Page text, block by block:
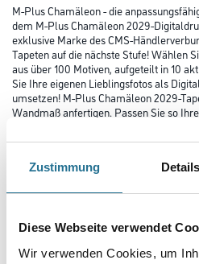
Zustimmung Details
Diese Webseite verwendet
Wir verwenden Cookies, um
M-Plus Chamäleon - die
dem M-Plus Chamäleon 2029-
exklusive Marke des CMS-
Tapeten auf die nächste Stufe! Wählen
aus über 100 Motiven, aufgeteilt in 10
Sie Ihre eigenen Lieblingsfotos als
umsetzen! M-Plus Chamäleon 2029-
Wandmaß anfertigen. Passen Sie so
Farbtonbezeichnung
Länge in centimeter